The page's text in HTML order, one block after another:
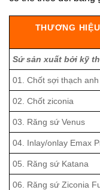
THƯƠNG HIỆU
Sứ sản xuất bởi kỹ
01. Chốt sợi thạch anh
02. Chốt ziconia
03. Răng sứ Venus
04. Inlay/onlay Emax
05. Răng sứ Katana
06. Răng sứ Ziconia